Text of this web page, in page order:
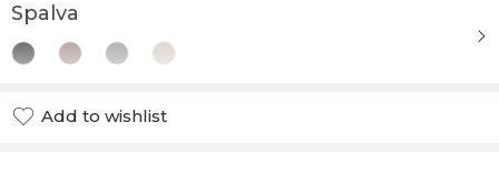
Spalva
Add to wishlist